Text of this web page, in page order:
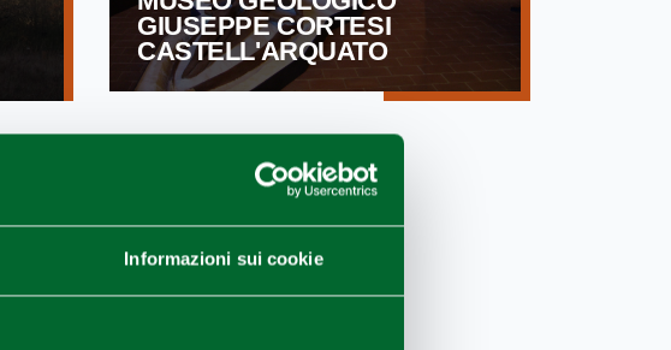
Informazioni sui cookie
GIUSEPPE CORTESI
CASTELL'ARQUATO